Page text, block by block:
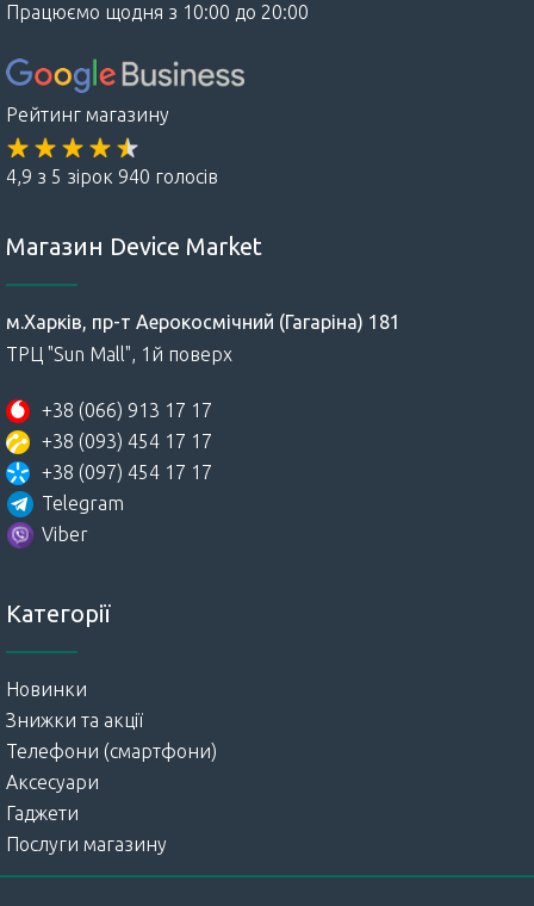
Працюємо щодня з 10:00 до 20:00
Рейтинг магазину
4,9 з 5 зірок 940 голосів
Магазин Device Market
м.Харків, пр-т Аерокосмічний (Гагаріна) 181
ТРЦ "Sun Mall", 1й поверх
+38 (066) 913 17 17
+38 (093) 454 17 17
+38 (097) 454 17 17
Telegram
Viber
Категорії
Новинки
Знижки та акції
Телефони (смартфони)
Аксесуари
Гаджети
Послуги магазину